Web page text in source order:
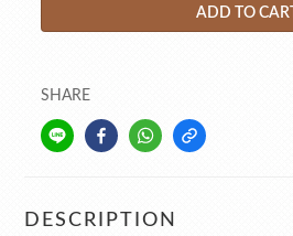
ADD TO CART
SHARE
DESCRIPTION